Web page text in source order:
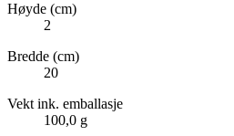
Høyde (cm)
2
Bredde (cm)
20
Vekt ink. emballasje
100,0 g